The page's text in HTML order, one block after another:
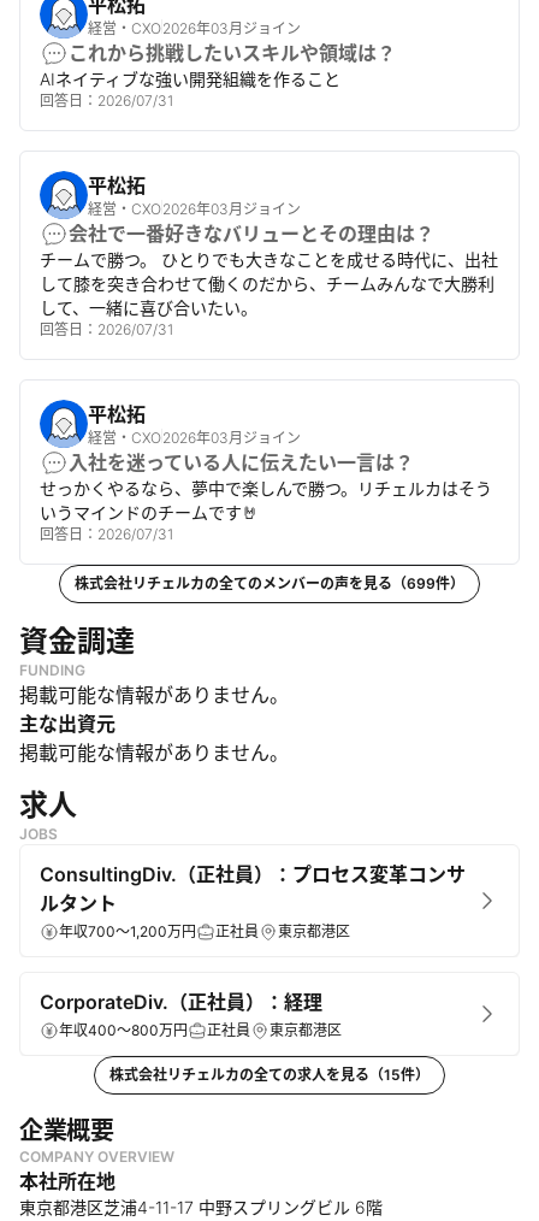
平松拓
経営・CXO2026年03月ジョイン
これから挑戦したいスキルや領域は？
AIネイティブな強い開発組織を作ること
回答日： 2026/07/31
平松拓
経営・CXO2026年03月ジョイン
会社で一番好きなバリューとその理由は？
チームで勝つ。 ひとりでも大きなことを成せる時代に、出社
して膝を突き合わせて働くのだから、チームみんなで大勝利
して、一緒に喜び合いたい。
回答日： 2026/07/31
平松拓
経営・CXO2026年03月ジョイン
入社を迷っている人に伝えたい一言は？
せっかくやるなら、夢中で楽しんで勝つ。リチェルカはそう
いうマインドのチームです🤘
回答日： 2026/07/31
株式会社リチェルカの全てのメンバーの声を見る（699件）
資金調達
FUNDING
掲載可能な情報がありません。
主な出資元
掲載可能な情報がありません。
求人
JOBS
ConsultingDiv.（正社員）：プロセス変革コンサ
ルタント
年収700～1,200万円 正社員 東京都港区
CorporateDiv.（正社員）：経理
年収400～800万円 正社員 東京都港区
株式会社リチェルカの全ての求人を見る（15件）
企業概要
COMPANY OVERVIEW
本社所在地
東京都港区芝浦4-11-17 中野スプリングビル 6階